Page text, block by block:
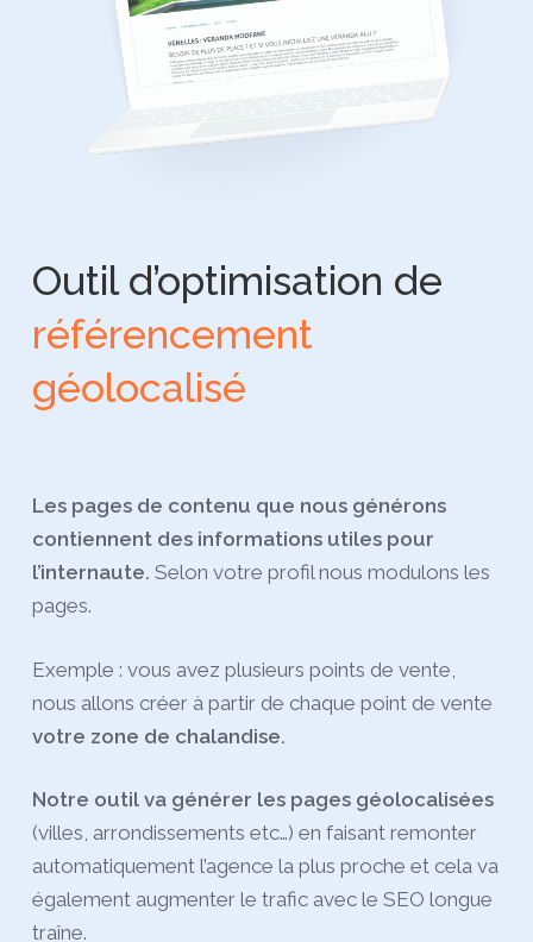
Outil d’optimisation de
référencement
géolocalisé
Les pages de contenu que nous générons
contiennent des informations utiles pour
l’internaute. Selon votre profil nous modulons les
pages.
Exemple : vous avez plusieurs points de vente,
nous allons créer à partir de chaque point de vente
votre zone de chalandise.
Notre outil va générer les pages géolocalisées
(villes, arrondissements etc…) en faisant remonter
automatiquement l’agence la plus proche et cela va
également augmenter le trafic avec le SEO longue
traîne.